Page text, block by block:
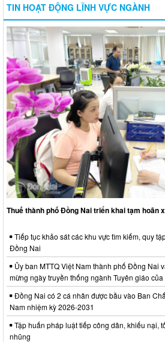
TIN HOẠT ĐỘNG LĨNH VỰC NGÀNH
Thuế thành phố Đồng Nai triển khai tạm hoãn
Tiếp tục khảo sát các khu vực tìm kiếm, quy
Đồng Nai
Ủy ban MTTQ Việt Nam thành phố Đồng Nai
mừng ngày truyền thống ngành Tuyên giáo
Đồng Nai có 2 cá nhân được bầu vào Ban
Nam nhiệm kỳ 2026-2031
Tập huấn pháp luật tiếp công dân, khiếu nại,
nhũng